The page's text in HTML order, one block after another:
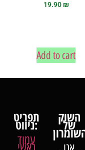
19.90₪
Add to cart
תפריט
ניווט:
עמוד
השוק
של